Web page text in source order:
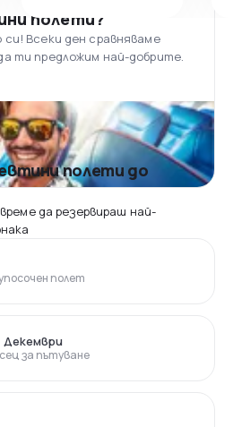
полети?
Всеки ден сравняваме
ти предложим най-добрите.
полети до
да резервираш най-
полет
за пътуване
Декември